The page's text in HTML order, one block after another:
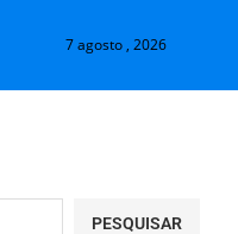
7 agosto , 2026
PESQUISAR